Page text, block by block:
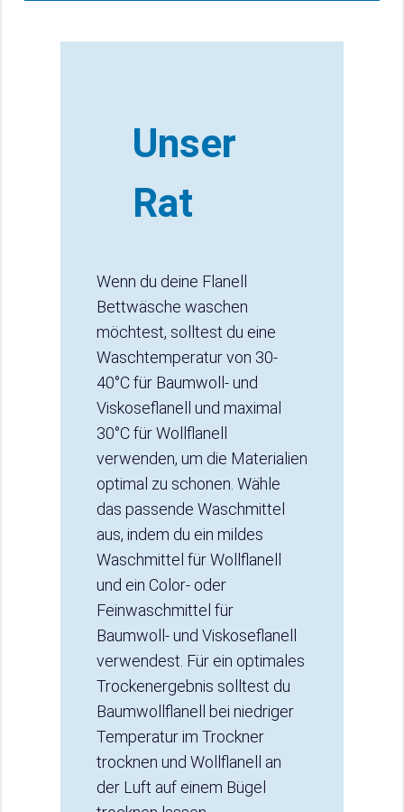
Unser
Rat
Wenn du deine Flanell
Bettwäsche waschen
möchtest, solltest du eine
Waschtemperatur von 30-
40°C für Baumwoll- und
Viskoseflanell und maximal
30°C für Wollflanell
verwenden, um die Materialien
optimal zu schonen. Wähle
das passende Waschmittel
aus, indem du ein mildes
Waschmittel für Wollflanell
und ein Color- oder
Feinwaschmittel für
Baumwoll- und Viskoseflanell
verwendest. Für ein optimales
Trockenergebnis solltest du
Baumwollflanell bei niedriger
Temperatur im Trockner
trocknen und Wollflanell an
der Luft auf einem Bügel